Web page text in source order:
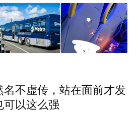
不虚传，站在面前才发
可以这么强